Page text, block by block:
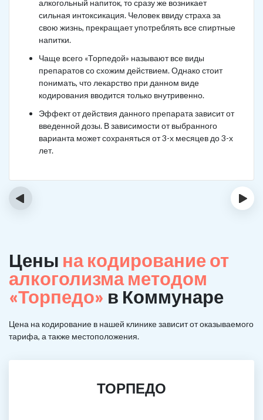
алкогольный напиток, то сразу же возникает
сильная интоксикация. Человек ввиду страха за
свою жизнь, прекращает употреблять все спиртные
напитки.
Чаще всего «Торпедой» называют все виды
препаратов со схожим действием. Однако стоит
понимать, что лекарство при данном виде
кодирования вводится только внутривенно.
Эффект от действия данного препарата зависит от
введенной дозы. В зависимости от выбранного
варианта может сохраняться от 3-х месяцев до 3-х
лет.
‹ ›
Цены на кодирование от
алкоголизма методом
«Торпедо» в Коммунаре
Цена на кодирование в нашей клинике зависит от оказываемого
тарифа, а также местоположения.
ТОРПЕДО